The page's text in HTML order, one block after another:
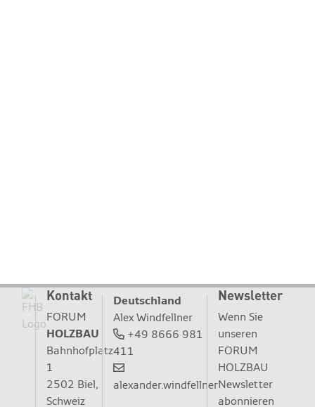
Kontakt
FORUM
HOLZBAU
Bahnhofplatz
1
2502 Biel,
Schweiz
Deutschland
Alex Windfellner
+49 8666 981
411
alexander.windfellner
Newsletter
Wenn Sie
unseren
FORUM
HOLZBAU
Newsletter
abonnieren